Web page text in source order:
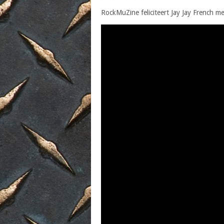
RockMuZine feliciteert Jay Jay French